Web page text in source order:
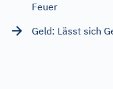
Feuer
Geld: Lässt sich